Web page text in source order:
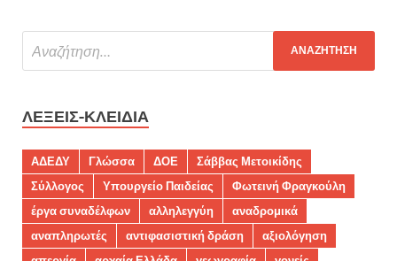
ΛΈΞΕΙΣ-ΚΛΕΙΔΙΆ
ΑΔΕΔΥ Γλώσσα ΔΟΕ
Σάββας Μετοικίδης
Σύλλογος
Υπουργείο Παιδείας
Φωτεινή Φραγκούλη
έργα συναδέλφων
αλληλεγγύη
αναδρομικά
αναπληρωτές
αντιφασιστική δράση
αξιολόγηση